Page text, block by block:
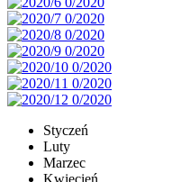
Styczeń
Luty
Marzec